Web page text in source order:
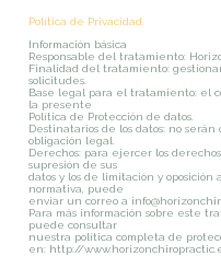
Política de Privacidad.
Información básica
Responsable del tratamiento:
Finalidad del tratamiento:
solicitudes.
Base legal para el tratamiento: el
la presente
Política de Protección de datos.
Destinatarios de los datos: no
obligación legal.
Derechos: para ejercer los
supresión de sus
datos y los de limitación y
normativa, puede
enviar un correo a
Para más información sobre este
puede consultar
nuestra política completa de
en: http://